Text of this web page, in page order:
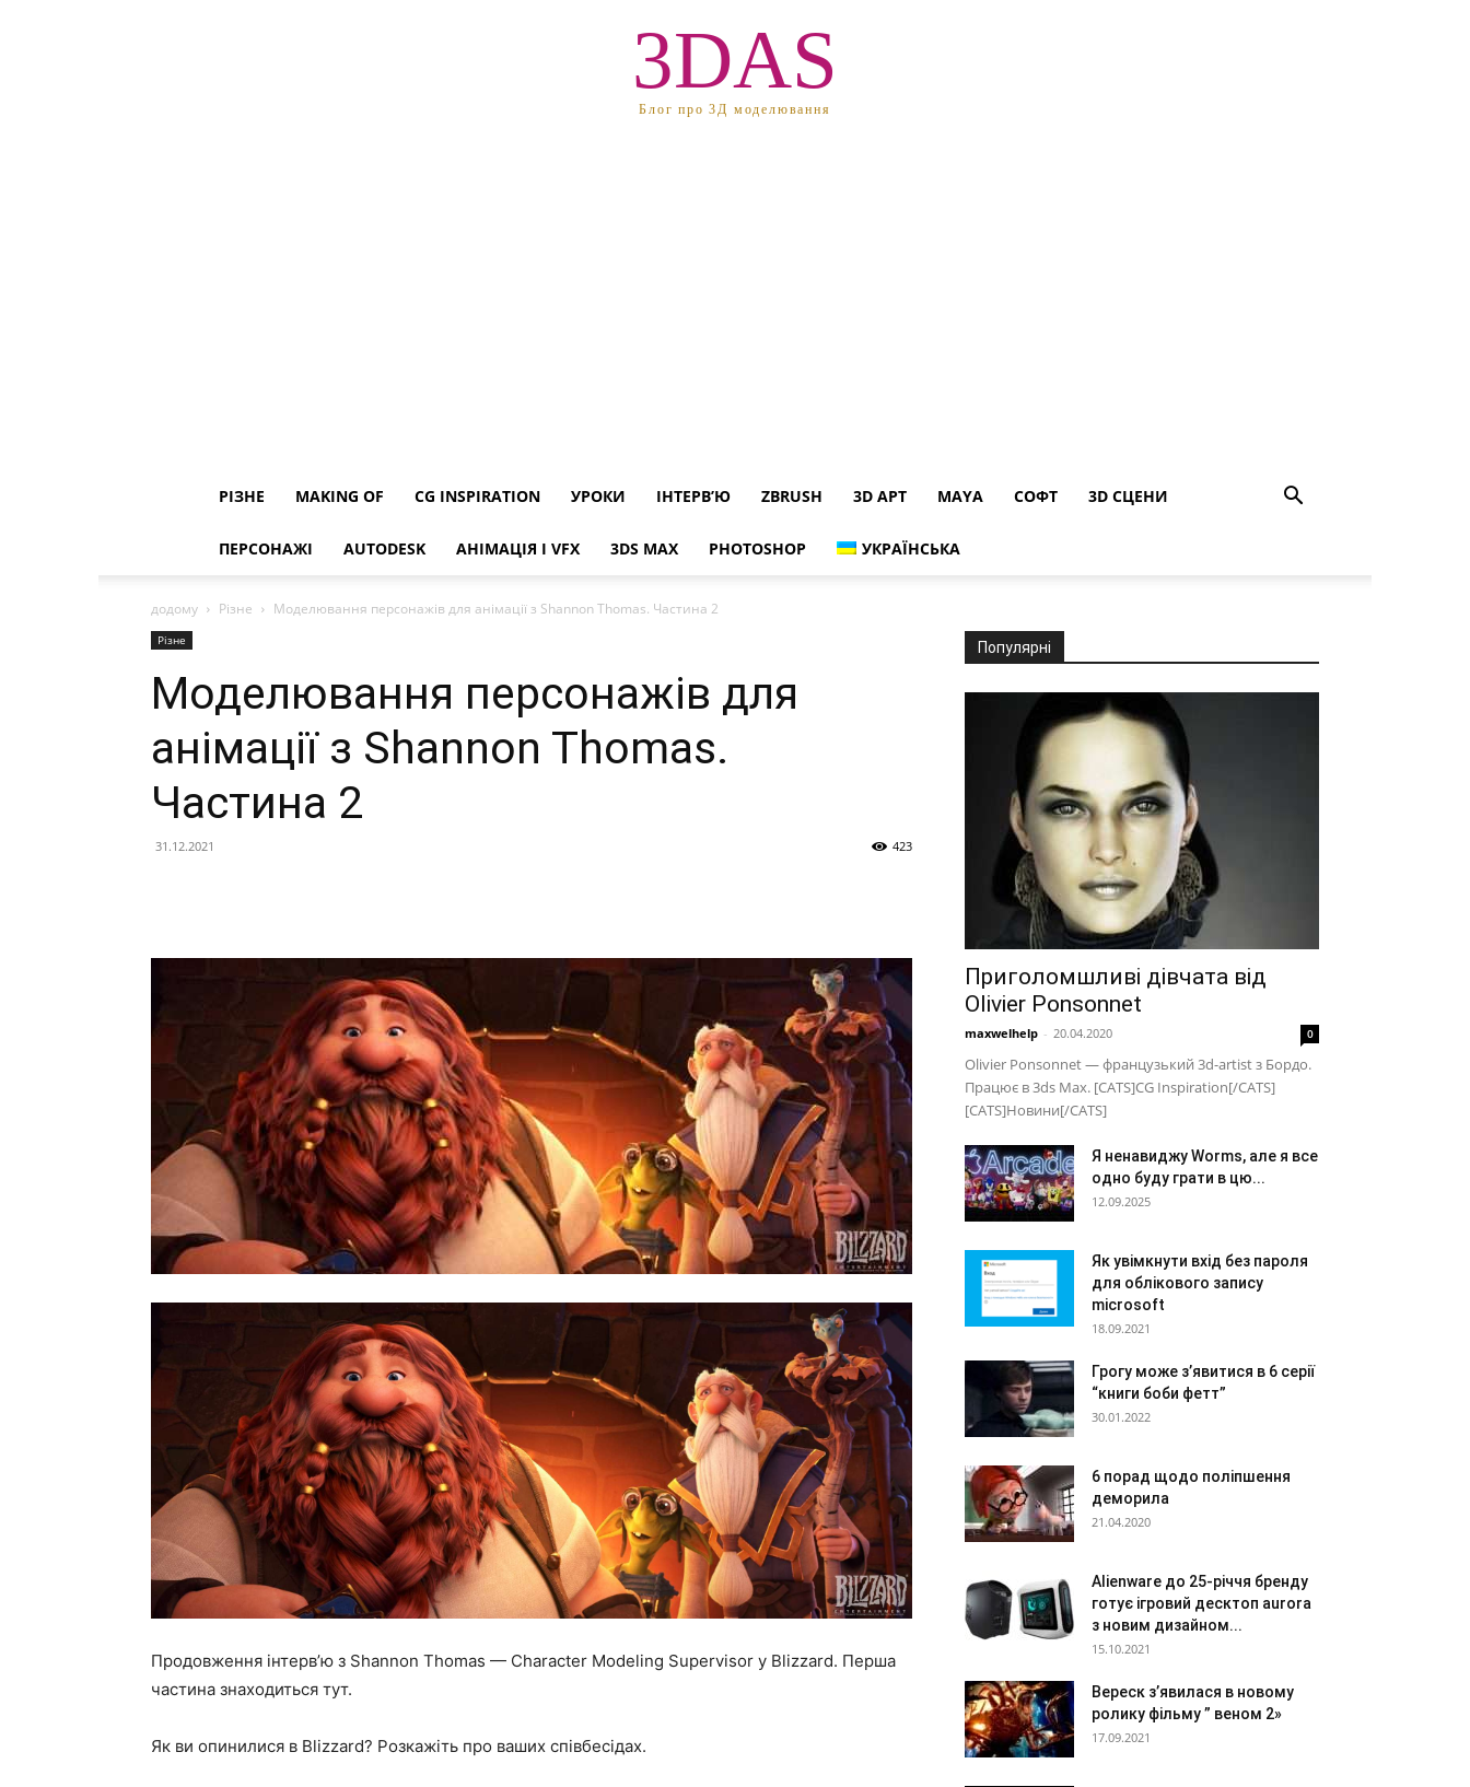
3DAS
Блог про 3Д моделювання
РІЗНЕ MAKING OF CG INSPIRATION УРОКИ ІНТЕРВ’Ю ZBRUSH 3D АРТ MAYA СОФТ 3D СЦЕНИ
ПЕРСОНАЖІ AUTODESK АНІМАЦІЯ І VFX 3DS MAX PHOTOSHOP УКРАЇНСЬКА
додому Різне Моделювання персонажів для анімації з Shannon Thomas. Частина 2
Різне
Моделювання персонажів для
анімації з Shannon Thomas.
Частина 2
31.12.2021 423
Продовження інтерв’ю з Shannon Thomas — Character Modeling Supervisor у Blizzard. Перша
частина знаходиться тут.
Як ви опинилися в Blizzard? Розкажіть про ваших співбесідах.
Популярні
Приголомшливі дівчата від
Olivier Ponsonnet
maxwelhelp - 20.04.2020 0
Olivier Ponsonnet — французький 3d-artist з Бордо.
Працює в 3ds Max. [CATS]CG Inspiration[/CATS]
[CATS]Новини[/CATS]
Я ненавиджу Worms, але я все
одно буду грати в цю...
12.09.2025
Як увімкнути вхід без пароля
для облікового запису
microsoft
18.09.2021
Грогу може з’явитися в 6 серії
“книги боби фетт”
30.01.2022
6 порад щодо поліпшення
деморила
21.04.2020
Alienware до 25-річчя бренду
готує ігровий десктоп aurora
з новим дизайном...
15.10.2021
Вереск з’явилася в новому
ролику фільму ” веном 2»
17.09.2021